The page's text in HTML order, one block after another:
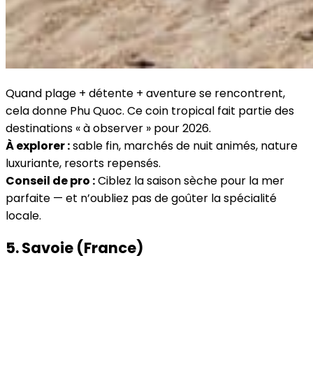
Quand plage + détente + aventure se rencontrent,
cela donne Phu Quoc. Ce coin tropical fait partie des
destinations « à observer » pour 2026.
À explorer :sable fin, marchés de nuit animés, nature
luxuriante, resorts repensés.
Conseil de pro :Ciblez la saison sèche pour la mer
parfaite — et n’oubliez pas de goûter la spécialité
locale.
5. Savoie (France)